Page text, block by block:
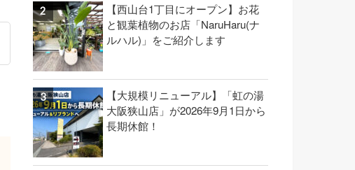
【西山台1丁目にオープン】お花
と観葉植物のお店「NaruHaru(ナ
ルハル)」をご紹介します
【大規模リニューアル】「虹の湯
大阪狭山店」が2026年9月1日から
長期休館！